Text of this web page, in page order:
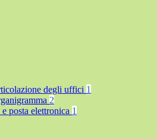
degli uffici 1
2
posta elettronica 1